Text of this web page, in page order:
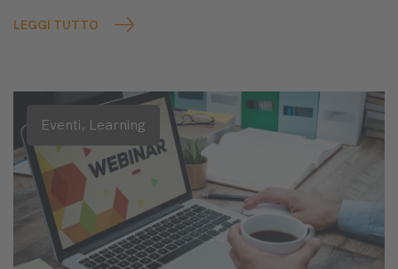
LEGGI TUTTO
Eventi, Learning